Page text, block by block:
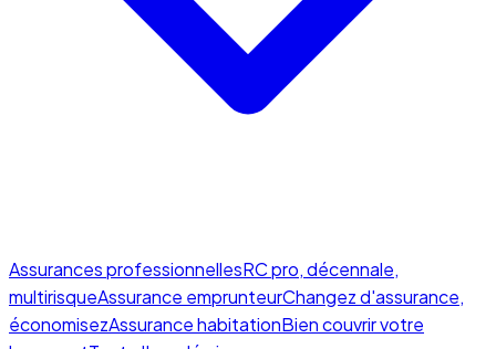
Assurances professionnellesRC pro, décennale,
multirisqueAssurance emprunteurChangez d'assurance,
économisezAssurance habitationBien couvrir votre